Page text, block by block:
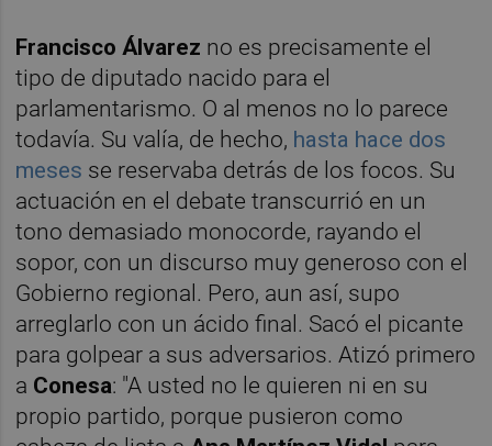
Francisco Álvarez no es precisamente el
tipo de diputado nacido para el
parlamentarismo. O al menos no lo parece
todavía. Su valía, de hecho, hasta hace dos
meses se reservaba detrás de los focos. Su
actuación en el debate transcurrió en un
tono demasiado monocorde, rayando el
sopor, con un discurso muy generoso con el
Gobierno regional. Pero, aun así, supo
arreglarlo con un ácido final. Sacó el picante
para golpear a sus adversarios. Atizó primero
a Conesa: "A usted no le quieren ni en su
propio partido, porque pusieron como